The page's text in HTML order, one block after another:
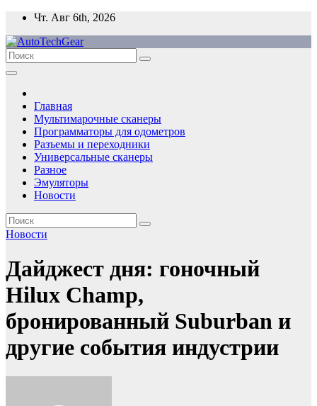
Перейти
содержимому
Чт. Авг 6th, 2026
Главная
Мультимарочные сканеры
Программаторы для одометров
Разъемы и переходники
Универсальные сканеры
Разное
Эмуляторы
Новости
Новости
Дайджест дня: гоночный
Hilux Champ,
бронированный Suburban и
другие события индустрии